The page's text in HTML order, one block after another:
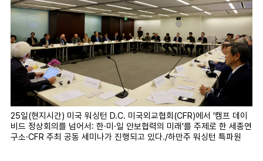
25일(현지시간) 미국 워싱턴 D.C. 미국외교협회(CFR)에서 '캠프 데이
비드 정상회의를 넘어서: 한·미·일 안보협력의 미래'를 주제로 한 세종연
구소·CFR 주최 공동 세미나가 진행되고 있다./하만주 워싱턴 특파원